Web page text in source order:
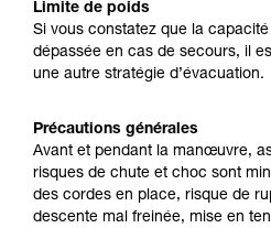
Limite de poids
Si vous constatez que la
dépassée en cas de secours, il
une autre stratégie d’évacuation.
Précautions générales
Avant et pendant la manœuvre,
risques de chute et choc sont
des cordes en place, risque de
descente mal freinée, mise en